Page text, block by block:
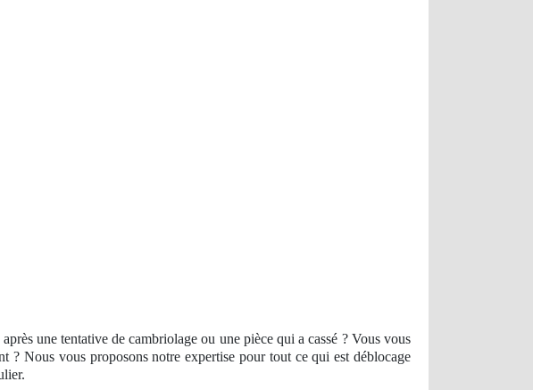
après une tentative de cambriolage ou une pièce qui a cassé ? Vous vous
? Nous vous proposons notreexpertise pour tout ce qui est déblocage